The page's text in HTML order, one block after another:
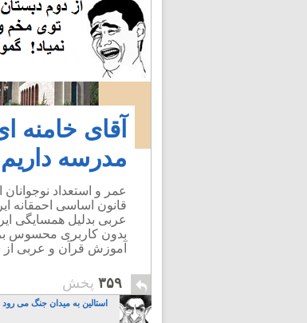
مدرسه
عمر و استعداد
قانون اساسی احمقانه
عربی بدلیل همسایگی
بدون کاربری محسوس
آموزش قرآن و عربی از
۳۵۹ پخش
استالین به میدان جنگ می رود